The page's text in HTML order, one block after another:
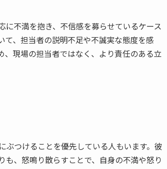
不満を抱き、不信感を募らせているケース
て、担当者の説明不足や不誠実な態度を感
、現場の担当者ではなく、より責任のある立
ぶつけることを優先している人もいます。彼
、怒鳴り散らすことで、自身の不満や怒り